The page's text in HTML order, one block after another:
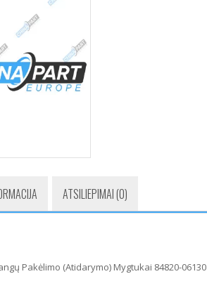
ATSILIEPIMAI (0)
Pakėlimo (Atidarymo) Mygtukai 84820-06130